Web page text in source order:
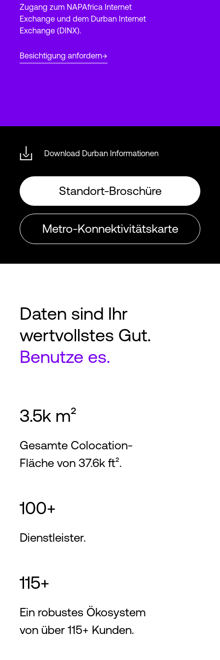
Login
Zugang zum NAPAfrica Internet
Exchange und dem Durban Internet
Exchange (DINX).
Besichtigung anfordern
Download Durban Informationen
Standort-Broschüre
Metro-Konnektivitätskarte
Daten sind Ihr
wertvollstes Gut.
Benutze es.
3.5k m²
Gesamte Colocation-
Fläche von 37.6k ft².
100+
Dienstleister.
115+
Ein robustes Ökosystem
von über 115+ Kunden.